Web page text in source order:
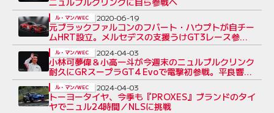
元ブラックファルコンのフバート・ハウプトが自チー
ムHRT設立。メルセデスの支援うけGT3レース参戦
へ
ル・マン/WEC 2020-06-19
小林可夢偉＆小高一斗が今週末のニュルブルクリンク
耐久にGRスープラGT4 Evoで電撃初参戦。平良響／
野中誠太組も
ル・マン/WEC 2024-04-03
トーヨータイヤ、今季も『PROXES』ブランドのタイ
ヤでニュル24時間／NLSに挑戦
ル・マン/WEC 2024-04-03